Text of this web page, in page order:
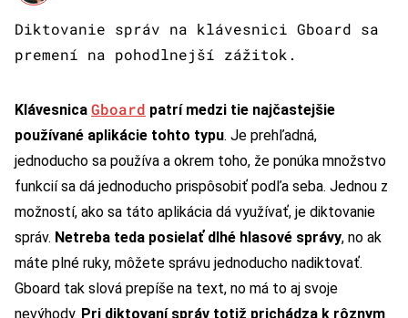
Diktovanie správ na klávesnici Gboard sa
premení na pohodlnejší zážitok.
Klávesnica Gboard patrí medzi tie najčastejšie
používané aplikácie tohto typu. Je prehľadná,
jednoducho sa používa a okrem toho, že ponúka množstvo
funkcií sa dá jednoducho prispôsobiť podľa seba. Jednou z
možností, ako sa táto aplikácia dá využívať, je diktovanie
správ. Netreba teda posielať dlhé hlasové správy, no ak
máte plné ruky, môžete správu jednoducho nadiktovať.
Gboard tak slová prepíše na text, no má to aj svoje
nevýhody. Pri diktovaní správ totiž prichádza k rôznym